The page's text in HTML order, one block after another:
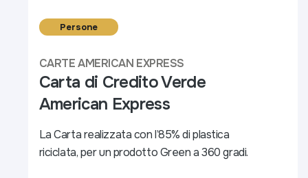
Persone
CARTE AMERICAN EXPRESS
Carta di Credito Verde
American Express​
La Carta realizzata con l’85% di plastica
riciclata, per un prodotto Green a 360 gradi.​